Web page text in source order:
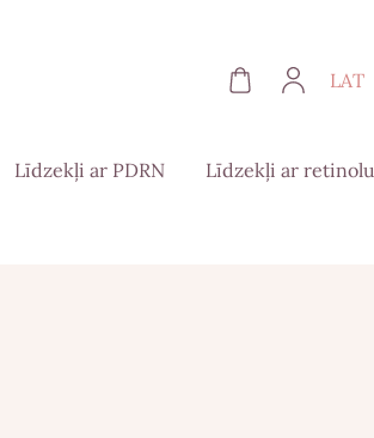
Līdzekļi ar PDRN
Līdzekļi ar retinolu
LAT